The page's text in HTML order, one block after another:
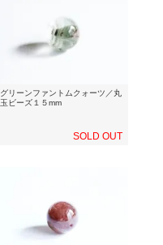
グリーンファントムクォーツ／丸
玉ビーズ１５mm
SOLD OUT